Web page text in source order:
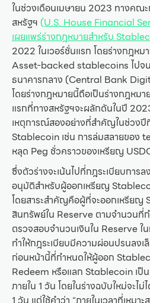
ในช่วงเดือนเมษายน 2023 ทางคณ
สหรัฐฯ (U.S. House Financial
เผยแพร่ร่างกฎหมายสำหรับ
2022 ในเวอร์ชั่นแรก โดยร่างกฎห
Asset-backed stablecoins ไปจ
ธนาคารกลาง (Central Bank
โดยร่างกฎหมายนี้ถือเป็นร่างกฎหม
แรกที่ทางสหรัฐฯจะผลักดันในปี
เหตุการณ์สองอย่างที่สำคัญในช่วงปี
Stablecoin เช่น การล่มสลายของ
หลุด Peg ชั่วคราวของเหรียญ
ซึ่งตัวร่างจะเน้นไปที่กฎระเบียบการ
อนุมัติสำหรับผู้ออกเหรียญ
โดยสาระสำคัญคือผู้ที่จะออกเหรียญ
สินทรัพย์ใน Reserve ตามจำนวนที่
ตรวจสอบจำนวนเงินใน Reserve
ทำให้กฎระเบียบมีความผ่อนปรนลงเ
ก่อนหน้านี้ที่กำหนดให้ผู้ออก
Redeem หรือแลก Stablecoin เป็น
ภายใน 1 วัน โดยในร่างฉบับใหม่จะไ